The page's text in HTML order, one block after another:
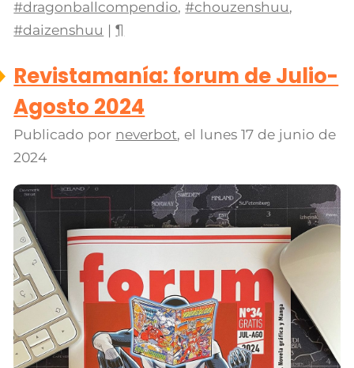
#dragonballcompendio,#chouzenshuu,
#daizenshuu |¶
Revistamanía: forum de Julio-
Agosto 2024
Publicado por neverbot, el lunes 17 de junio de
2024